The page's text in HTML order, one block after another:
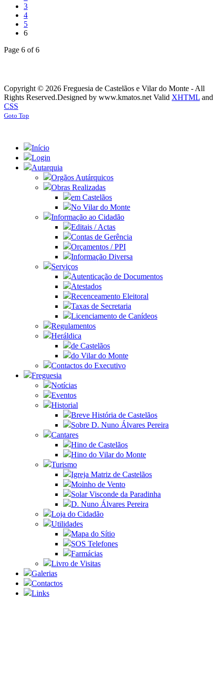
3
4
5
6
Page 6 of 6
Copyright © 2026 Freguesia de Castelãos e Vilar do Monte - All
Rights Reserved.Designed by www.kmatos.net Valid XHTML and
CSS
Goto Top
Início
Login
Autarquia
Orgãos Autárquicos
Obras Realizadas
em Castelãos
No Vilar do Monte
Informação ao Cidadão
Editais / Actas
Contas de Gerência
Orçamentos / PPI
Informação Diversa
Serviços
Autenticação de Documentos
Atestados
Recenceamento Eleitoral
Taxas de Secretaria
Licenciamento de Canídeos
Regulamentos
Heráldica
de Castelãos
do Vilar do Monte
Contactos do Executivo
Freguesia
Notícias
Eventos
Historial
Breve História de Castelãos
Sobre D. Nuno Álvares Pereira
Cantares
Hino de Castelãos
Hino do Vilar do Monte
Turismo
Igreja Matriz de Castelãos
Moinho de Vento
Solar Visconde da Paradinha
D. Nuno Álvares Pereira
Loja do Cidadão
Utilidades
Mapa do Sítio
SOS Telefones
Farmácias
Livro de Visitas
Galerias
Contactos
Links